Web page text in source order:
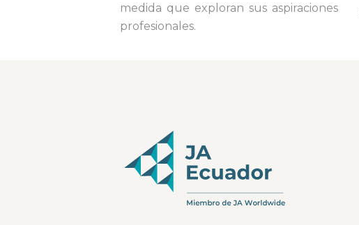
medida que exploran sus aspiraciones
profesionales.